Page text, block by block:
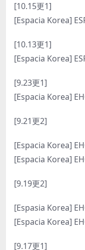
[10.15更1]
[Espacia Korea]
[10.13更1]
[Espacia Korea]
[9.23更1]
[Espacia Korea]
[9.21更2]
[Espacia Korea]
[Espacia Korea]
[9.19更2]
[Espasia Korea]
[Espacia Korea]
[9.17更1]